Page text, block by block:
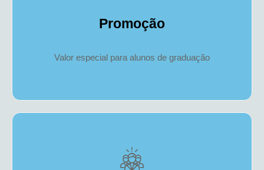
Promoção
Valor especial para alunos de graduação